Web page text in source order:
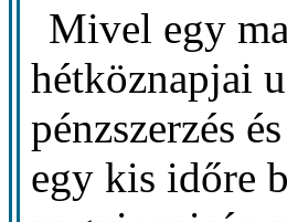
Mivel egy
hétköznapjai
pénzszerzés
egy kis időre